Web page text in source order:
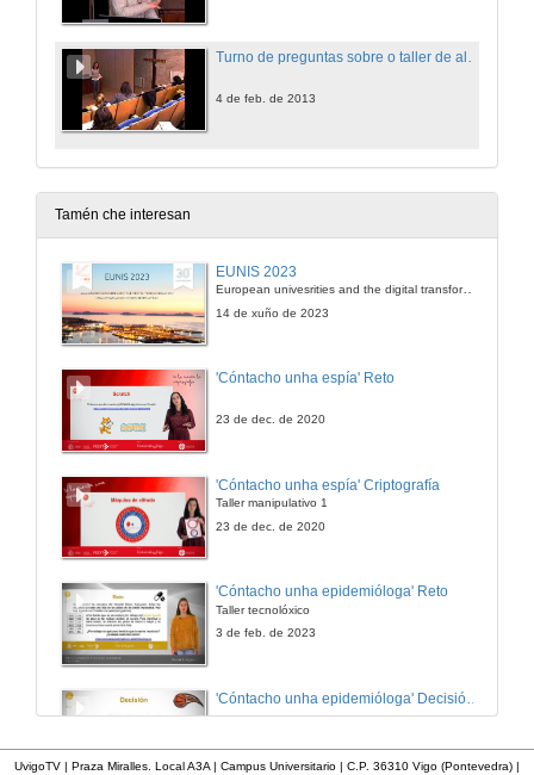
Turno de preguntas sobre o taller de alfabetización visual.
4 de feb. de 2013
Tamén che interesan
EUNIS 2023
European univesrities and the digital transformation: challenges and opportunities ahead
14 de xuño de 2023
'Cóntacho unha espía' Reto
23 de dec. de 2020
'Cóntacho unha espía' Criptografía
Taller manipulativo 1
23 de dec. de 2020
'Cóntacho unha epidemióloga' Reto
Taller tecnolóxico
3 de feb. de 2023
UvigoTV | Praza Miralles. Local A3A | Campus Universitario | C.P. 36310 Vigo (Pontevedra) |